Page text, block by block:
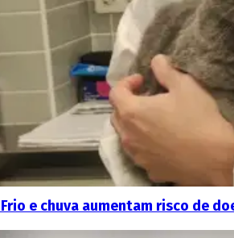
e chuva aumentam risco de